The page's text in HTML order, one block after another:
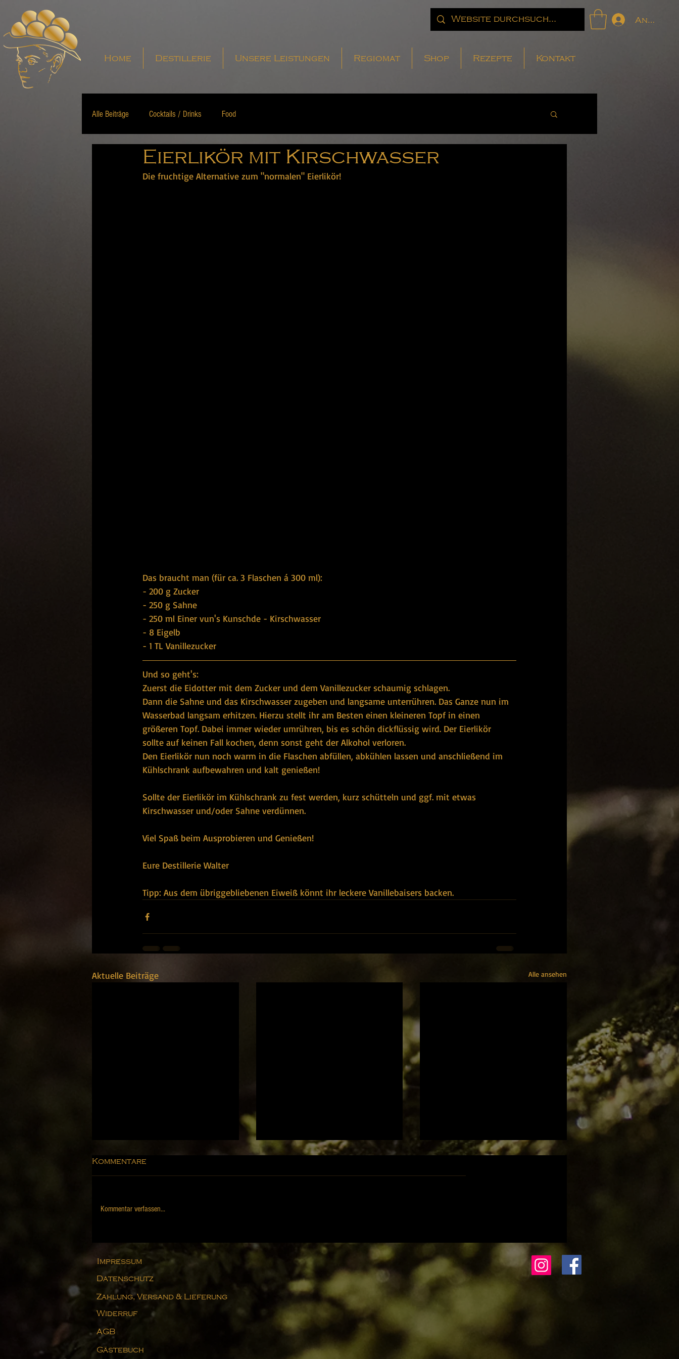
Home Destillerie Unsere Leistungen Regiomat Shop Rezepte Kontakt
Alle Beiträge Cocktails / Drinks Food
Eierlikör mit Kirschwasser
Die fruchtige Alternative zum "normalen" Eierlikör!
Das braucht man (für ca. 3 Flaschen á 300 ml):
- 200 g Zucker
- 250 g Sahne
- 250 ml Einer vun's Kunschde - Kirschwasser
- 8 Eigelb
- 1 TL Vanillezucker
Und so geht's:
Zuerst die Eidotter mit dem Zucker und dem Vanillezucker schaumig schlagen.
Dann die Sahne und das Kirschwasser zugeben und langsame unterrühren. Das Ganze nun im
Wasserbad langsam erhitzen. Hierzu stellt ihr am Besten einen kleineren Topf in einen
größeren Topf. Dabei immer wieder umrühren, bis es schön dickflüssig wird. Der Eierlikör
sollte auf keinen Fall kochen, denn sonst geht der Alkohol verloren.
Den Eierlikör nun noch warm in die Flaschen abfüllen, abkühlen lassen und anschließend im
Kühlschrank aufbewahren und kalt genießen!
Sollte der Eierlikör im Kühlschrank zu fest werden, kurz schütteln und ggf. mit etwas
Kirschwasser und/oder Sahne verdünnen.
Viel Spaß beim Ausprobieren und Genießen!
Eure Destillerie Walter
Tipp: Aus dem übriggebliebenen Eiweiß könnt ihr leckere Vanillebaisers backen.
Aktuelle Beiträge Alle ansehen
Kommentare
Kommentar verfassen...
Impressum
Datenschutz
Zahlung, Versand & Lieferung
Widerruf
AGB
Gästebuch